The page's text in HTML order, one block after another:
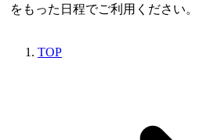
をもった日程でご利用ください。
TOP